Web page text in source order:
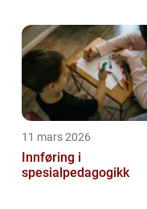
11 mars 2026
Innføring i
spesialpedagogikk